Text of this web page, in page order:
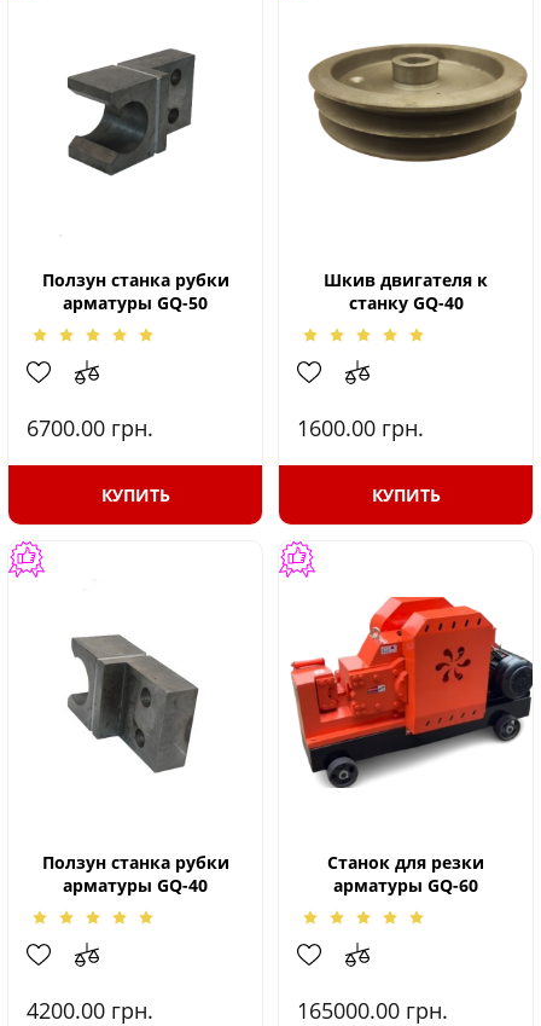
Ползун станка рубки
арматуры GQ-50
6700.00 грн.
КУПИТЬ
Шкив двигателя к
станку GQ-40
1600.00 грн.
КУПИТЬ
Ползун станка рубки
арматуры GQ-40
4200.00 грн.
Станок для резки
арматуры GQ-60
165000.00 грн.